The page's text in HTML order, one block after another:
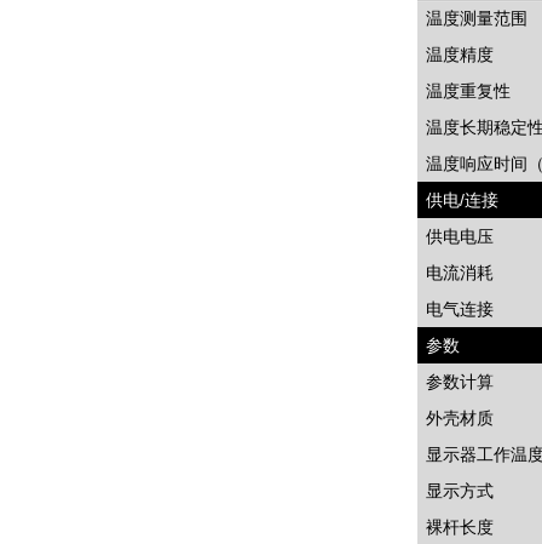
温度测量范围
温度精度
温度重复性
温度长期稳定
温度响应时间
供电/连接
供电电压
电流消耗
电气连接
参数
参数计算
外壳材质
显示器工作温
显示方式
裸杆长度